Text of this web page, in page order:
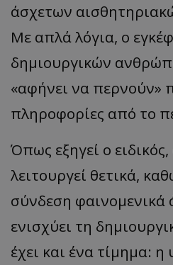
άσχετων
Με απλά λόγια, ο
δημιουργικών
«αφήνει να περνούν»
πληροφορίες από το
Όπως εξηγεί ο
λειτουργεί θετικά,
σύνδεση φαινομενικά
ενισχύει τη
έχει και ένα τίμημα: